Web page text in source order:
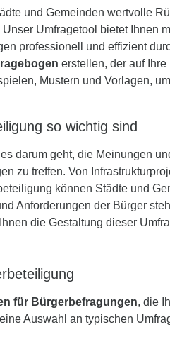
und Gemeinden wertvolle
Umfragetool bietet Ihnen
professionell und effizient
erstellen, der auf
Mustern und Vorlagen,
so wichtig sind
darum geht, die Meinungen
zu treffen. Von
können Städte und
Anforderungen der Bürger
die Gestaltung dieser
für Bürgerbefragungen, die
Auswahl an typischen